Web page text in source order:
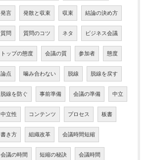
発言 発散と収束 収束 結論の決め方
質問 質問のコツ ネタ ビジネス会議
トップの態度 会議の質 参加者 態度
論点 噛み合わない 脱線 脱線を戻す
脱線を防ぐ 事前準備 会議の準備 中立
中立性 コンテンツ プロセス 板書
書き方 組織改革 会議時間短縮
会議の時間 短縮の秘訣 会議時間